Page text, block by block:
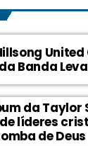
United
Banda
da
líderes
de Deus